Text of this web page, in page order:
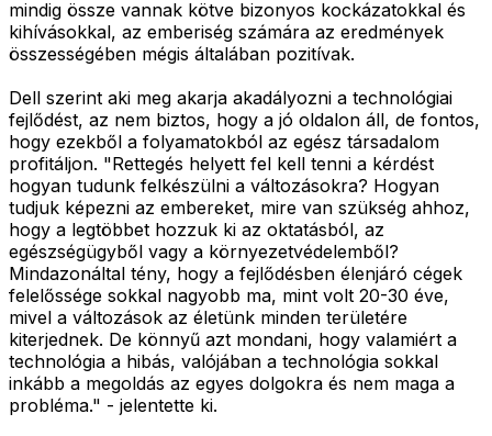
mindig össze vannak kötve bizonyos kockázatokkal és
kihívásokkal, az emberiség számára az eredmények
összességében mégis általában pozitívak.
Dell szerint aki meg akarja akadályozni a technológiai
fejlődést, az nem biztos, hogy a jó oldalon áll, de fontos,
hogy ezekből a folyamatokból az egész társadalom
profitáljon. "Rettegés helyett fel kell tenni a kérdést
hogyan tudunk felkészülni a változásokra? Hogyan
tudjuk képezni az embereket, mire van szükség ahhoz,
hogy a legtöbbet hozzuk ki az oktatásból, az
egészségügyből vagy a környezetvédelemből?
Mindazonáltal tény, hogy a fejlődésben élenjáró cégek
felelőssége sokkal nagyobb ma, mint volt 20-30 éve,
mivel a változások az életünk minden területére
kiterjednek. De könnyű azt mondani, hogy valamiért a
technológia a hibás, valójában a technológia sokkal
inkább a megoldás az egyes dolgokra és nem maga a
probléma." - jelentette ki.